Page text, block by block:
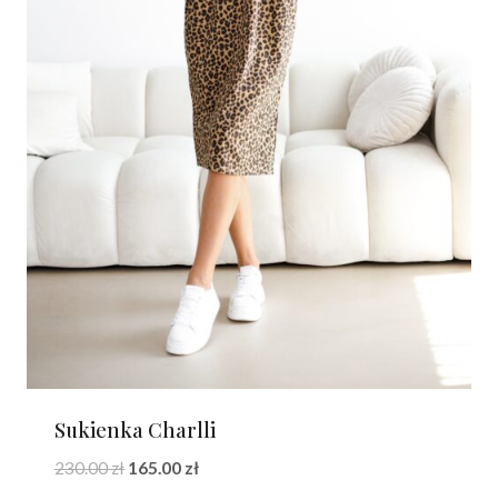
Sukienka Charlli
230.00zł Pierwotna
165.00 złAktualna